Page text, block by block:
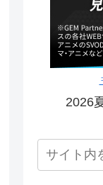
2026